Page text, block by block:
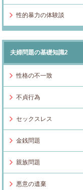
性的暴力の体験談
夫婦問題の基礎知識2
性格の不一致
不貞行為
セックスレス
金銭問題
親族問題
悪意の遺棄